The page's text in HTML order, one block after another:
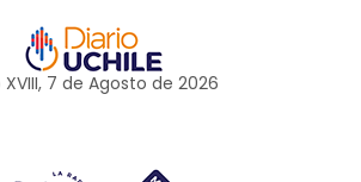
7 de Agosto de 2026